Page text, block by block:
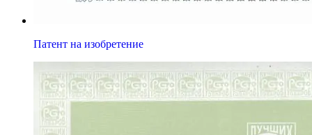
Патент на изобретение